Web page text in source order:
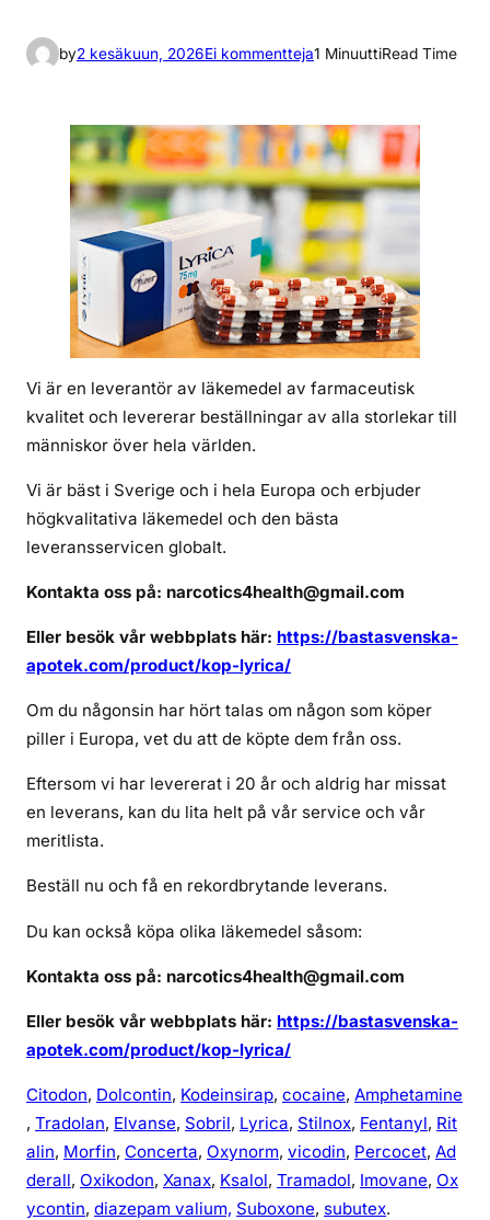
by2 kesäkuun, 2026Ei kommenttejaa
i
k
k
e
l
i
i
n
v
r
k
j
a
ö
p
y
r
c
a
k
e
t
n
n
e
1 MinuuttiRead Time
Vi är en leverantör av läkemedel av farmaceutisk
kvalitet och levererar beställningar av alla storlekar till
människor över hela världen.
Vi är bäst i Sverige och i hela Europa och erbjuder
högkvalitativa läkemedel och den bästa
leveransservicen globalt.
Kontakta oss på: narcotics4health@gmail.com
Eller besök vår webbplats här: https://bastasvenska-
apotek.com/product/kop-lyrica/
Om du någonsin har hört talas om någon som köper
piller i Europa, vet du att de köpte dem från oss.
Eftersom vi har levererat i 20 år och aldrig har missat
en leverans, kan du lita helt på vår service och vår
meritlista.
Beställ nu och få en rekordbrytande leverans.
Du kan också köpa olika läkemedel såsom:
Kontakta oss på: narcotics4health@gmail.com
Eller besök vår webbplats här: https://bastasvenska-
apotek.com/product/kop-lyrica/
Citodon, Dolcontin, Kodeinsirap, cocaine, Amphetamine
, Tradolan, Elvanse, Sobril, Lyrica, Stilnox, Fentanyl, Rit
alin, Morfin, Concerta, Oxynorm, vicodin, Percocet, Ad
derall, Oxikodon, Xanax, Ksalol, Tramadol, Imovane, Ox
ycontin, diazepam valium, Suboxone, subutex.